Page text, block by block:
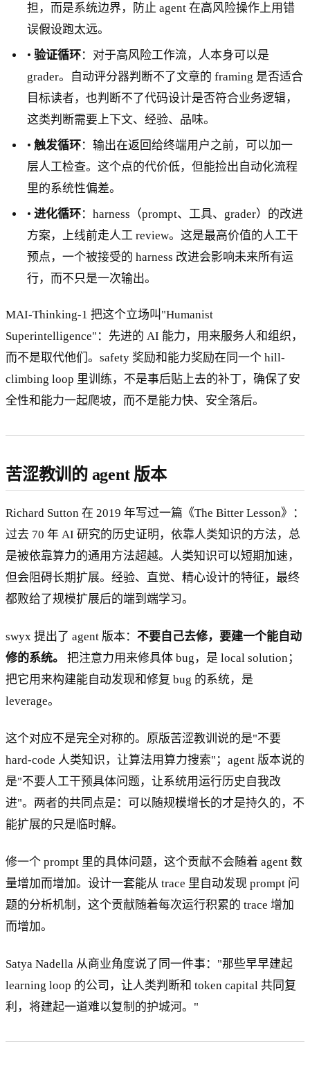
担，而是系统边界，防止 agent 在高风险操作上用错
误假设跑太远。
•验证循环：对于高风险工作流，人本身可以是
grader。自动评分器判断不了文章的 framing 是否适合
目标读者，也判断不了代码设计是否符合业务逻辑，
这类判断需要上下文、经验、品味。
•触发循环：输出在返回给终端用户之前，可以加一
层人工检查。这个点的代价低，但能捡出自动化流程
里的系统性偏差。
•进化循环：harness（prompt、工具、grader）的改进
方案，上线前走人工 review。这是最高价值的人工干
预点，一个被接受的 harness 改进会影响未来所有运
行，而不只是一次输出。
MAI-Thinking-1 把这个立场叫"Humanist
Superintelligence"：先进的 AI 能力，用来服务人和组织，
而不是取代他们。safety 奖励和能力奖励在同一个 hill-
climbing loop 里训练，不是事后贴上去的补丁，确保了安
全性和能力一起爬坡，而不是能力快、安全落后。
苦涩教训的 agent 版本
Richard Sutton 在 2019 年写过一篇《The Bitter Lesson》：
过去 70 年 AI 研究的历史证明，依靠人类知识的方法，总
是被依靠算力的通用方法超越。人类知识可以短期加速，
但会阻碍长期扩展。经验、直觉、精心设计的特征，最终
都败给了规模扩展后的端到端学习。
swyx 提出了 agent 版本： 不要自己去修，要建一个能自动
修的系统。
把注意力用来修具体 bug，是 local solution；
把它用来构建能自动发现和修复 bug 的系统，是
leverage。
这个对应不是完全对称的。原版苦涩教训说的是"不要
hard-code 人类知识，让算法用算力搜索"；agent 版本说的
是"不要人工干预具体问题，让系统用运行历史自我改
进"。两者的共同点是：可以随规模增长的才是持久的，不
能扩展的只是临时解。
修一个 prompt 里的具体问题，这个贡献不会随着 agent 数
量增加而增加。设计一套能从 trace 里自动发现 prompt 问
题的分析机制，这个贡献随着每次运行积累的 trace 增加
而增加。
Satya Nadella 从商业角度说了同一件事："那些早早建起
learning loop 的公司，让人类判断和 token capital 共同复
利，将建起一道难以复制的护城河。"